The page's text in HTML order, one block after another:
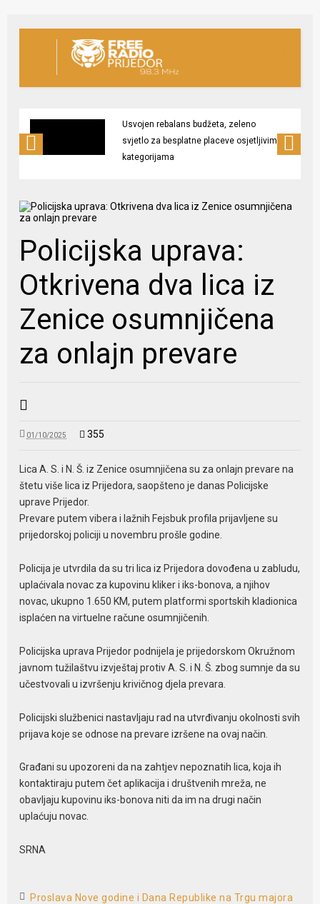
Usvojen rebalans budžeta, zeleno
svjetlo za besplatne placeve osjetljivim
kategorijama
Policijska uprava:
Otkrivena dva lica iz
Zenice osumnjičena
za onlajn prevare
01/10/2025 355
Lica A. S. i N. Š. iz Zenice osumnjičena su za onlajn prevare na
štetu više lica iz Prijedora, saopšteno je danas Policijske
uprave Prijedor.
Prevare putem vibera i lažnih Fejsbuk profila prijavljene su
prijedorskoj policiji u novembru prošle godine.
Policija je utvrdila da su tri lica iz Prijedora dovođena u zabludu,
uplaćivala novac za kupovinu kliker i iks-bonova, a njihov
novac, ukupno 1.650 KM, putem platformi sportskih kladionica
isplaćen na virtuelne račune osumnjičenih.
Policijska uprava Prijedor podnijela je prijedorskom Okružnom
javnom tužilaštvu izvještaj protiv A. S. i N. Š. zbog sumnje da su
učestvovali u izvršenju krivičnog djela prevara.
Policijski službenici nastavljaju rad na utvrđivanju okolnosti svih
prijava koje se odnose na prevare izršene na ovaj način.
Građani su upozoreni da na zahtjev nepoznatih lica, koja ih
kontaktiraju putem čet aplikacija i društvenih mreža, ne
obavljaju kupovinu iks-bonova niti da im na drugi način
uplaćuju novac.
SRNA
Proslava Nove godine i Dana Republike na Trgu majora